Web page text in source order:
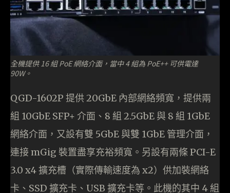
全機提供 16 組 PoE 網絡介面，當中 4 組為 PoE++ 可供電達
90W。
QGD-1602P 提供 20GbE 內部網絡頻寬，提供兩
組 10GbE SFP+ 介面、8 組 2.5GbE 與 8 組 1GbE
網絡介面，又設有雙 5GbE 與雙 1GbE 管理介面，
連接 mGig 裝置盡享充裕頻寬。另設有兩條 PCI-E
3.0 x4 擴充槽（實際傳輸速度為 x2）供加裝網絡
卡、SSD 擴充卡、USB 擴充卡等。此機的其中 4 組